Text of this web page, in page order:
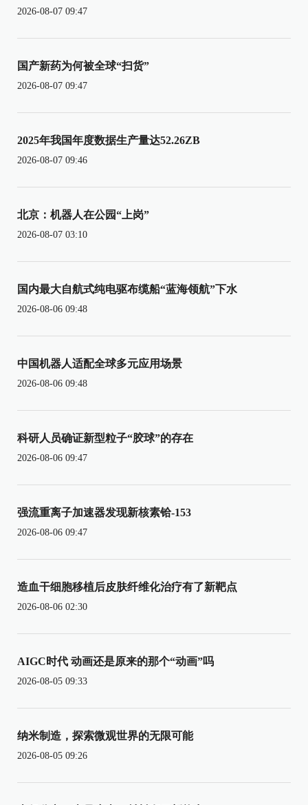
2026-08-07 09:47
国产新药为何被全球“扫货”
2026-08-07 09:47
2025年我国年度数据生产量达52.26ZB
2026-08-07 09:46
北京：机器人在公园“上岗”
2026-08-07 03:10
国内最大自航式纯电驱布缆船“蓝海领航”下水
2026-08-06 09:48
中国机器人适配全球多元应用场景
2026-08-06 09:48
科研人员确证新型粒子“胶球”的存在
2026-08-06 09:47
强流重离子加速器发现新核素铪-153
2026-08-06 09:47
造血干细胞移植后皮肤纤维化治疗有了新靶点
2026-08-06 02:30
AIGC时代 动画还是原来的那个“动画”吗
2026-08-05 09:33
纳米制造，探索微观世界的无限可能
2026-08-05 09:26